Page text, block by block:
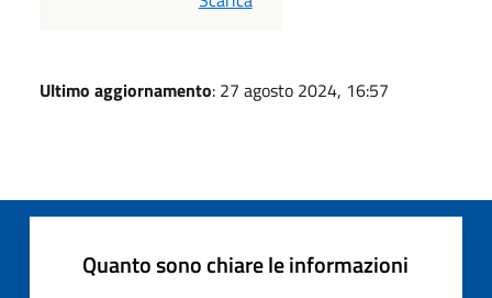
Ultimo aggiornamento: 27 agosto 2024, 16:57
Quanto sono chiare le informazioni